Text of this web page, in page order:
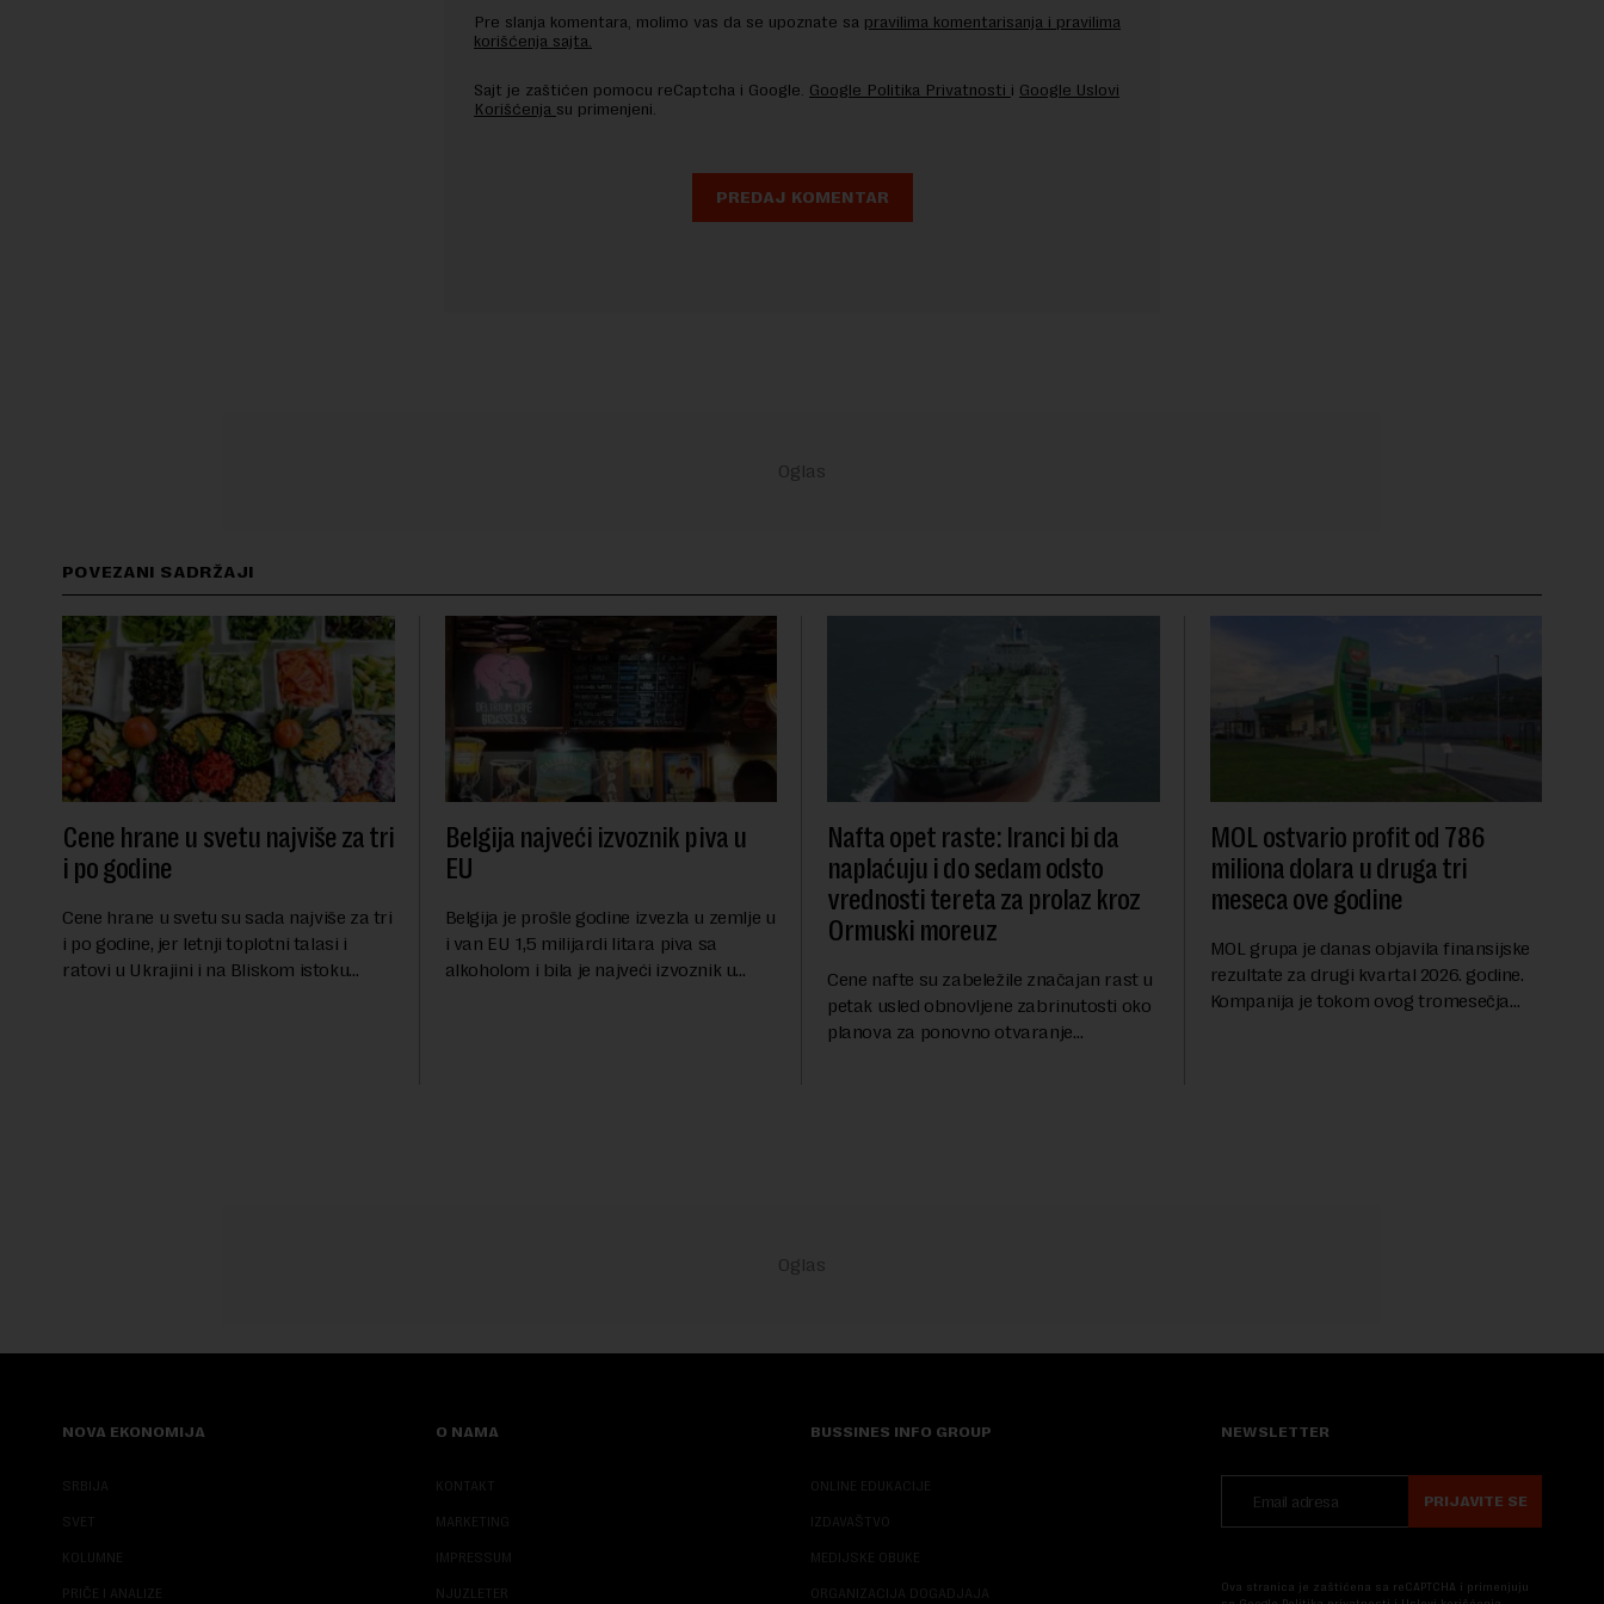
Pre slanja komentara, molimo vas da se upoznate sa pravilima komentarisanja i pravilima
korišćenja sajta.
Sajt je zaštićen pomocu reCaptcha i Google. Google Politika Privatnosti i Google Uslovi
Korišćenja su primenjeni.
POVEZANI SADRŽAJI
Cene hrane u svetu najviše za tri
i po godine
Cene hrane u svetu su sada najviše za tri
i po godine, jer letnji toplotni talasi i
ratovi u Ukrajini i na Bliskom istoku
Belgija najveći izvoznik piva u
EU
Belgija je prošle godine izvezla u zemlje u
i van EU 1,5 milijardi litara piva sa
alkoholom i bila je najveći izvoznik u
Nafta opet raste: Iranci bi da
naplaćuju i do sedam odsto
vrednosti tereta za prolaz kroz
Ormuski moreuz
Cene nafte su zabeležile značajan rast u
petak usled obnovljene zabrinutosti oko
planova za ponovno otvaranje
MOL ostvario profit od 786
miliona dolara u druga tri
meseca ove godine
MOL grupa je danas objavila finansijske
rezultate za drugi kvartal 2026. godine.
Kompanija je tokom ovog tromesečja
NOVA EKONOMIJA
SRBIJA
SVET
KOLUMNE
PRIČE I ANALIZE
O NAMA
KONTAKT
MARKETING
IMPRESSUM
NJUZLETER
BUSSINES INFO GROUP
ONLINE EDUKACIJE
IZDAVAŠTVO
MEDIJSKE OBUKE
ORGANIZACIJA DOGADJAJA
NEWSLETTER
PRIJAVITE SE
Ova stranica je zaštićena sa reCAPTCHA i primenjuju